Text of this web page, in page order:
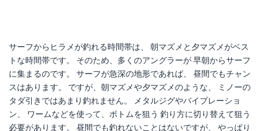
サーフからヒラメが釣れる時間帯は、 朝マズメと夕マズメがベス
トな時間帯です。 そのため、多くのアングラーが 早朝からサーフ
に集まるのです。 サーフが急深の地形であれば、 昼間でもチャン
スはあります。 ですが、朝マズメや夕マズメのような、 ミノーの
タダ引きではあまり釣れません。 メタルジグやバイブレーショ
ン、 ワームなどを使って、ボトムを狙う 釣り方に切り替えて狙う
必要があります。 昼間でも釣れないことはないですが、 やっぱり